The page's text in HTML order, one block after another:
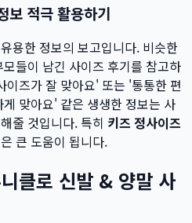
보 적극 활용하기
용한 정보의 보고입니다. 비슷한
들이 남긴 사이즈 후기를 참고하
즈가 잘 맞아요' 또는 '통통한 편
맞아요' 같은 생생한 정보는 사
줄 것입니다. 특히 키즈 정사이즈
큰 도움이 됩니다.
클로 신발 & 양말 사